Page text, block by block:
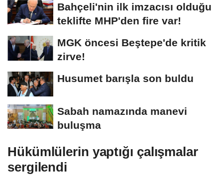
Bahçeli'nin ilk imzacısı olduğu
teklifte MHP'den fire var!
MGK öncesi Beştepe'de kritik
zirve!
Husumet barışla son buldu
Sabah namazında manevi
buluşma
Hükümlülerin yaptığı çalışmalar
sergilendi